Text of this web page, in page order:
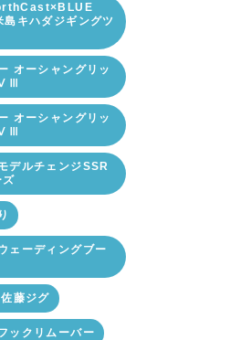
キハダジギングツ
オーシャングリッ
オーシャングリッ
デルチェンジSSR
ズ
ェーディングブー
藤ジグ
ックリムーバー